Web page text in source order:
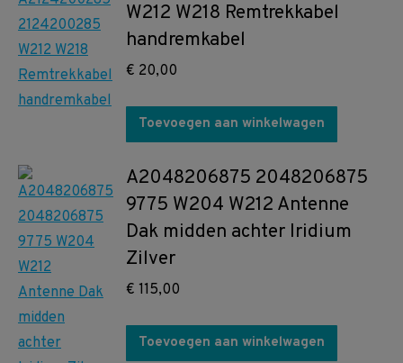
W212 W218 Remtrekkabel
handremkabel
€ 20,00
Toevoegen aan winkelwagen
A2048206875 2048206875
9775 W204 W212 Antenne
Dak midden achter Iridium
Zilver
€ 115,00
Toevoegen aan winkelwagen